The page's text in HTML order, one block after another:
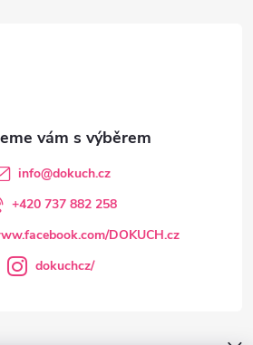
info@dokuch.cz
+420 737 882 258
DOKUCH.cz
dokuchcz/